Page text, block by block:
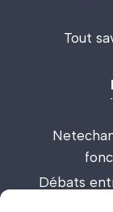
Tout
Débats